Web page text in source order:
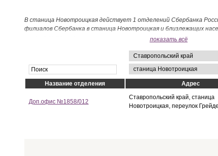
В станица Новотроицкая действует 1 отделений Сбербанка
филиалов Сбербанка в станица Новотроицкая и близлежащих
показать всё
Название отделения Адрес
Доп.офис №1858/012
Ставропольский край, станица
Новотроицкая, переулок